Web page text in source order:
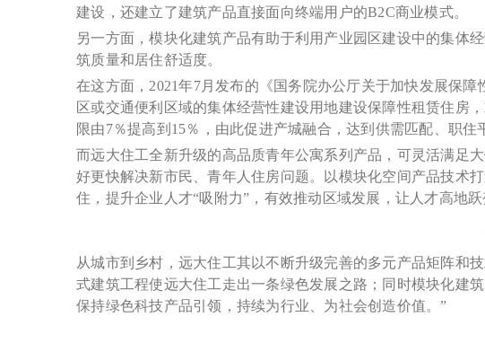
建设，还建立了建筑产品直接面向终端用户的B2C商业模式。
另一方面，模块化建筑产品有助于利用产业园区建设中的集体
筑质量和居住舒适度。
在这方面，2021年7月发布的《国务院办公厅关于加快发展保
区或交通便利区域的集体经营性建设用地建设保障性租赁住房
限由7％提高到15％，由此促进产城融合，达到供需匹配、职住
而远大住工全新升级的高品质青年公寓系列产品，可灵活满足
好更快解决新市民、青年人住房问题。以模块化空间产品技术
住，提升企业人才“吸附力”，有效推动区域发展，让人才高地
从城市到乡村，远大住工其以不断升级完善的多元产品矩阵和
式建筑工程使远大住工走出一条绿色发展之路；同时模块化建
保持绿色科技产品引领，持续为行业、为社会创造价值。”